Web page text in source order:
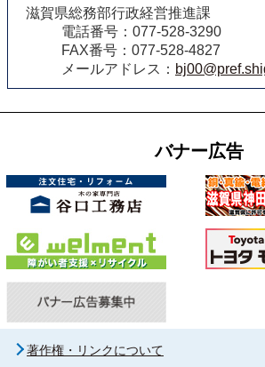
滋賀県総務部行政経営推進課
電話番号：077-528-3290
FAX番号：077-528-4827
メールアドレス：
バナー広告
著作権・リンクについて